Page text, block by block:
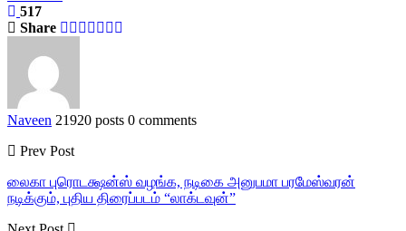
517
Share
Naveen 21920 posts 0 comments
Prev Post
லைகா புரொடக்ஷன்ஸ் வழங்க, நடிகை அனுபமா பரமேஸ்வரன்
நடிக்கும், புதிய திரைப்படம் “லாக்டவுன்”